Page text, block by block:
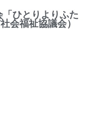
ひとりよりふた
会福祉協議会）